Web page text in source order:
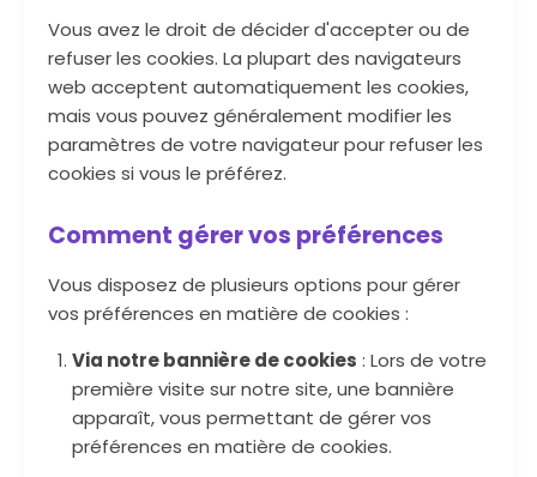
Vous avez le droit de décider d'accepter ou de
refuser les cookies. La plupart des navigateurs
web acceptent automatiquement les cookies,
mais vous pouvez généralement modifier les
paramètres de votre navigateur pour refuser les
cookies si vous le préférez.
Comment gérer vos préférences
Vous disposez de plusieurs options pour gérer
vos préférences en matière de cookies :
Via notre bannière de cookies : Lors de votre
première visite sur notre site, une bannière
apparaît, vous permettant de gérer vos
préférences en matière de cookies.